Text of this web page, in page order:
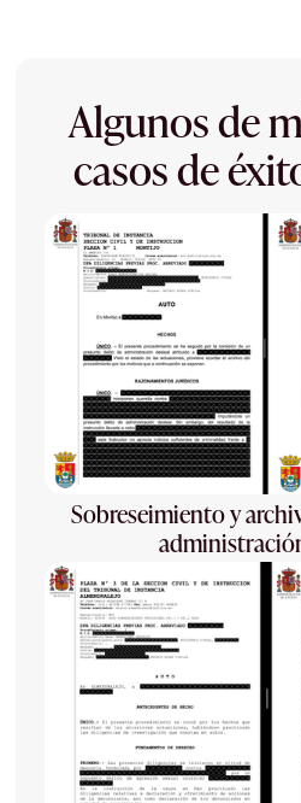
Algunos de
casos de
Sobreseimiento y